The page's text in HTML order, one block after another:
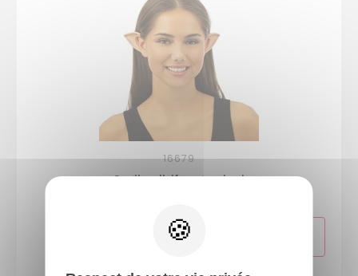
16679
Oreilles d'elfe - standard